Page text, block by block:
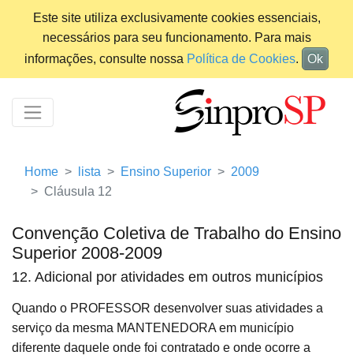
Este site utiliza exclusivamente cookies essenciais,
necessários para seu funcionamento. Para mais
informações, consulte nossa Política de Cookies. Ok
Home lista Ensino Superior
2009
Cláusula 12
Convenção Coletiva de Trabalho do Ensino
Superior 2008-2009
12. Adicional por atividades em outros municípios
Quando o PROFESSOR desenvolver suas atividades a
serviço da mesma MANTENEDORA em município
diferente daquele onde foi contratado e onde ocorre a